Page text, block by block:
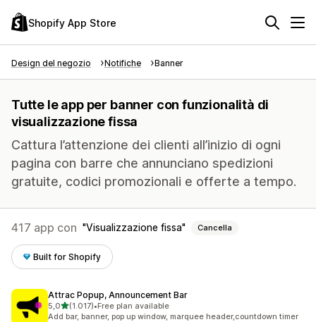
Shopify App Store
Design del negozio Notifiche Banner
Tutte le app per banner con funzionalità di
visualizzazione fissa
Cattura l’attenzione dei clienti all’inizio di ogni
pagina con barre che annunciano spedizioni
gratuite, codici promozionali e offerte a tempo.
417 app con Visualizzazione fissa Cancella
Built for Shopify
Attrac Popup, Announcement Bar
5,0stelle su 5
(1.017)
1017 recensioni totali
•Free plan available
Add bar, banner, pop up window, marquee header,countdown timer